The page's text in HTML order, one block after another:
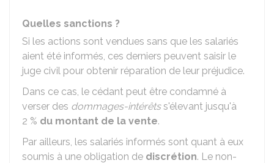
Quelles sanctions ?
Si les actions sont vendues sans que les salariés
aient été informés, ces derniers peuvent saisir le
juge civil pour obtenir réparation de leur préjudice.
Dans ce cas, le cédant peut être condamné à
verser des dommages-intérêtss'élevant jusqu'à
2 % du montant de la vente.
Par ailleurs, les salariés informés sont quant à eux
soumis à une obligation de discrétion. Le non-